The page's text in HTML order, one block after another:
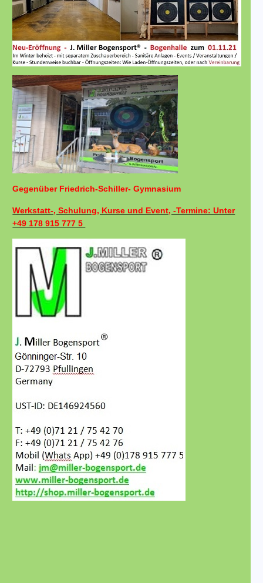
Gegenüber Friedrich-Schiller- Gymnasium
Werkstatt-, Schulung, Kurse und Event, -Termine: Unter
+49 178 915 777 5